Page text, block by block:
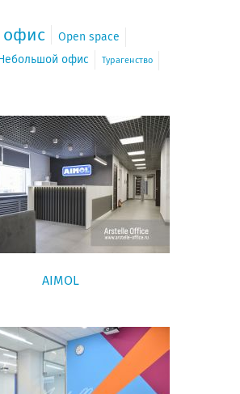
офис Open space
офис Турагенство
AIMOL